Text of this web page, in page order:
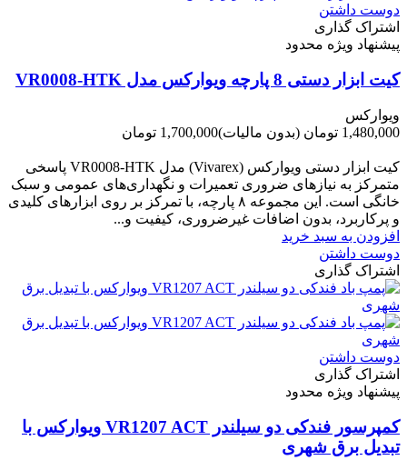
دوست داشتن
اشتراک گذاری
پیشنهاد ویژه محدود
کیت ابزار دستی 8 پارچه ویوارکس مدل VR0008-HTK
ویوارکس
1,480,000 تومان
(بدون مالیات)1,700,000 تومان
کیت ابزار دستی ویوارکس (Vivarex) مدل VR0008-HTK پاسخی
متمرکز به نیازهای ضروری تعمیرات و نگهداری‌های عمومی و سبک
خانگی است. این مجموعه ۸ پارچه، با تمرکز بر روی ابزارهای کلیدی
و پرکاربرد، بدون اضافات غیرضروری، کیفیت و...
افزودن به سبد خرید
دوست داشتن
اشتراک گذاری
دوست داشتن
اشتراک گذاری
پیشنهاد ویژه محدود
کمپرسور فندکی دو سیلندر VR1207 ACT ویوارکس با
تبدیل برق شهری